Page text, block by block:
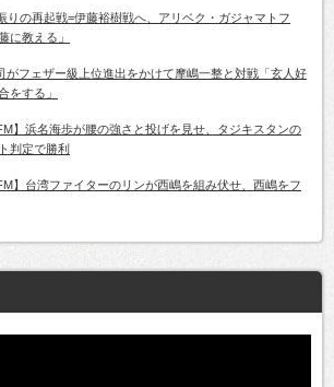
りの再起戦=伊藤裕樹戦へ、アリベク・ガジャマトフ
に教える」
がフェザー級上位進出をかけて摩嶋一整と対戦「玄人好
をする」
】浜名海歩が腰の強さと投げを見せ、タジキスタンの
判定で勝利
】台湾ファイターのリンが西嶋を組み伏せ、西嶋をフ